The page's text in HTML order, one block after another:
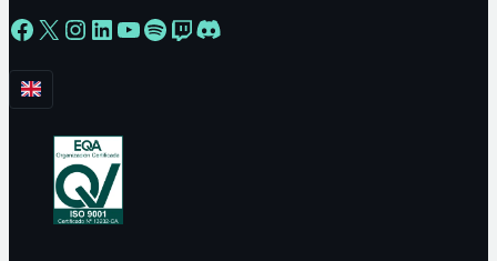
Facebook
X Instagram
LinkedIn
YouTube
Spotify
Twitch
Discord